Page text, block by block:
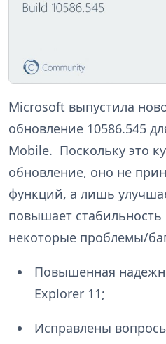
Microsoft выпустила
обновление 10586.545
Mobile. Поскольку это
обновление, оно не
функций, а лишь
повышает стабильность
некоторые проблемы/
Повышенная
Explorer 11;
Исправлены